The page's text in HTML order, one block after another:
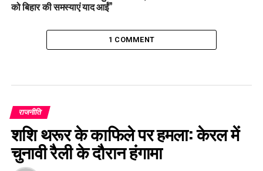
को बिहार की समस्याएं याद आईं”
1 COMMENT
राजनीति
शशि थरूर के काफिले पर हमला: केरल में
चुनावी रैली के दौरान हंगामा